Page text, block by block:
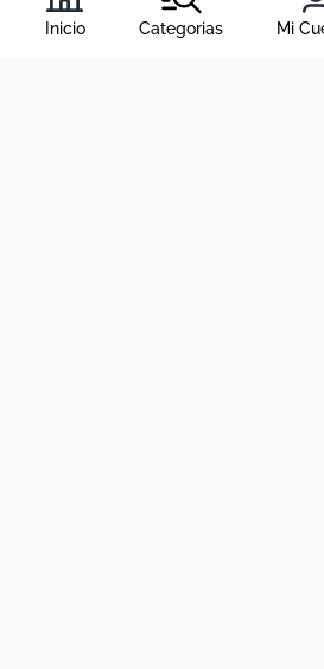
Inicio Categorias Mi
condiciones
, y nuestrapolítica de